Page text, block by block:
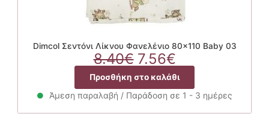
Dimcol Σεντόνι Λίκνου Φανελένιο 80×110 Baby 03
8.40€ Original
price
was:
8.40€.
7.56€Η
τρέχουσα
τιμή
είναι:
7.56€.
Προσθήκη στο καλάθι
Άμεση παραλαβή / Παράδοση σε 1 - 3 ημέρες